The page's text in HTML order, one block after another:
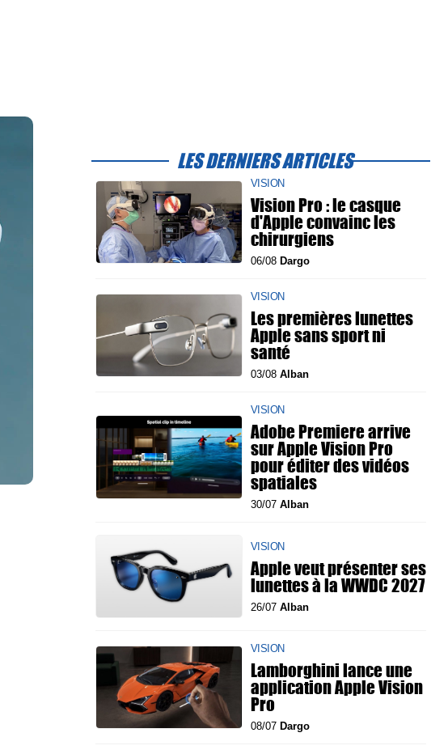
LES DERNIERS ARTICLES
VISION
Vision Pro : le casque
d'Apple convainc les
chirurgiens
06/08 Dargo
VISION
Les premières lunettes
Apple sans sport ni
santé
03/08 Alban
VISION
Adobe Premiere arrive
sur Apple Vision Pro
pour éditer des vidéos
spatiales
30/07 Alban
VISION
Apple veut présenter ses
lunettes à la WWDC 2027
26/07 Alban
VISION
Lamborghini lance une
application Apple Vision
Pro
08/07 Dargo